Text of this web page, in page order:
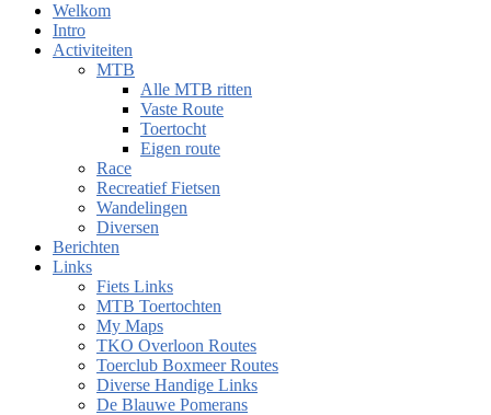
Welkom
Intro
Activiteiten
MTB
Alle MTB ritten
Vaste Route
Toertocht
Eigen route
Race
Recreatief Fietsen
Wandelingen
Diversen
Berichten
Links
Fiets Links
MTB Toertochten
My Maps
TKO Overloon Routes
Toerclub Boxmeer Routes
Diverse Handige Links
De Blauwe Pomerans